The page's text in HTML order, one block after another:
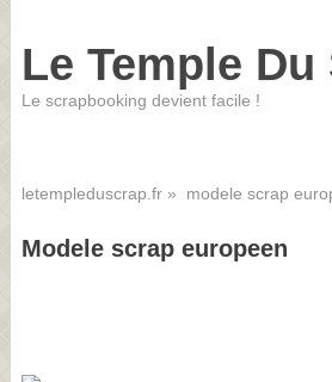
Le Temple Du
Le scrapbooking devient facile !
letempleduscrap.fr» modele scrap
Modele scrap europeen